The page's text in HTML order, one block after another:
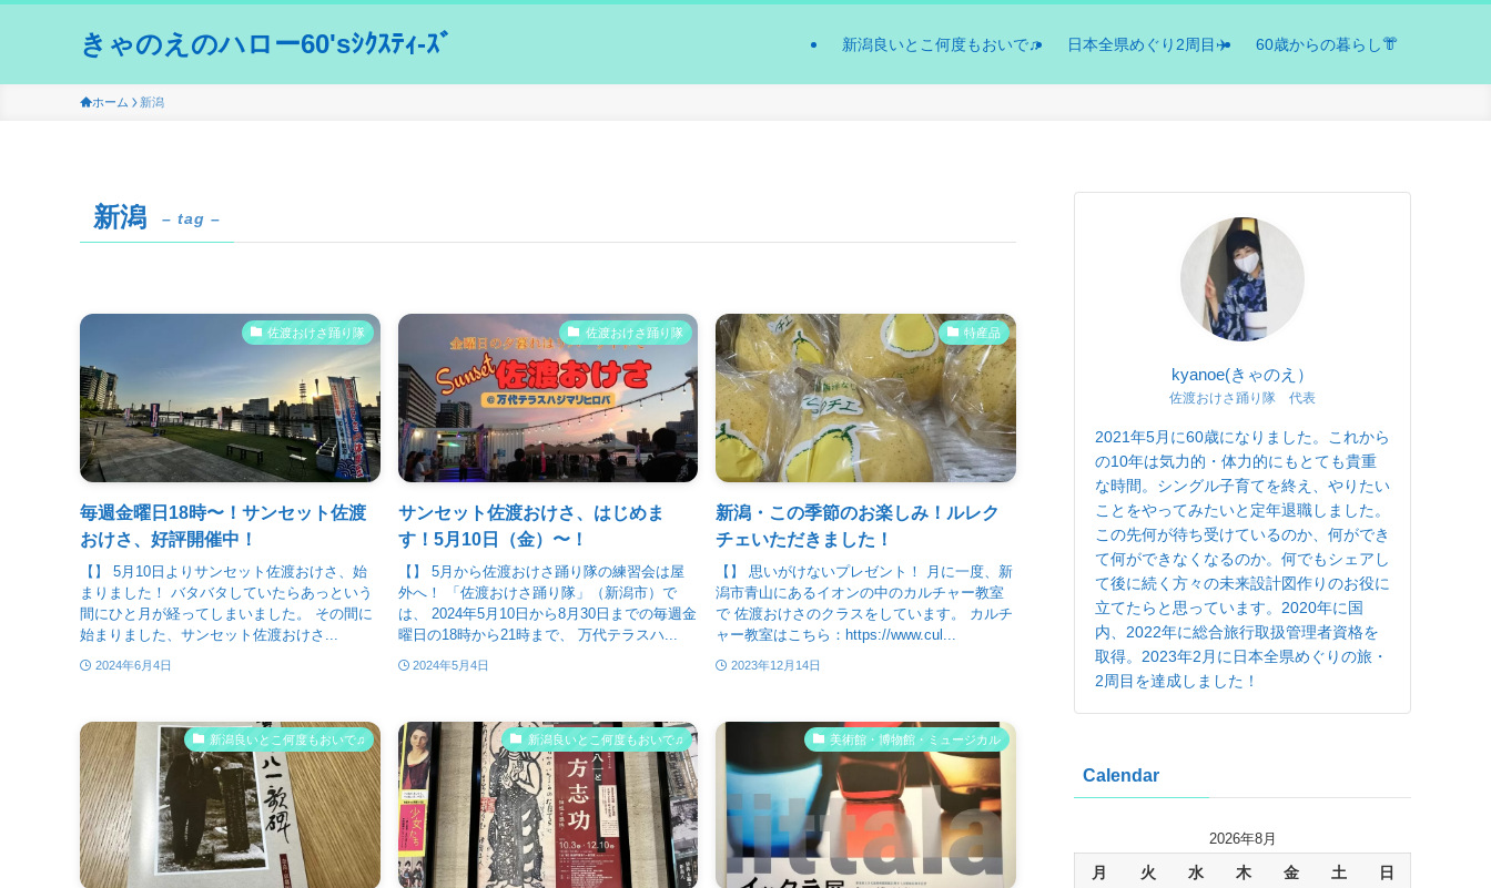
きゃのえのハロー60'sｼｸｽﾃｨ-ｽﾞ 新潟良いとこ何度もおいで♫ 日本全県めぐり2周目✈️ 60歳からの暮らし👘
ホーム 新潟
新潟 – tag –
佐渡おけさ踊り隊
毎週金曜日18時〜！サンセット佐渡
おけさ、好評開催中！
【】 5月10日よりサンセット佐渡おけさ、始
まりました！ バタバタしていたらあっという
間にひと月が経ってしまいました。 その間に
始まりました、サンセット佐渡おけさ...
2024年6月4日
佐渡おけさ踊り隊
サンセット佐渡おけさ、はじめま
す！5月10日（金）〜！
【】 5月から佐渡おけさ踊り隊の練習会は屋
外へ！ 「佐渡おけさ踊り隊」（新潟市）で
は、 2024年5月10日から8月30日までの毎週金
曜日の18時から21時まで、 万代テラスハ...
2024年5月4日
特産品
新潟・この季節のお楽しみ！ルレク
チェいただきました！
【】 思いがけないプレゼント！ 月に一度、新
潟市青山にあるイオンの中のカルチャー教室
で 佐渡おけさのクラスをしています。 カルチ
ャー教室はこちら：https://www.cul...
2023年12月14日
新潟良いとこ何度もおいで♫ 新潟良いとこ何度もおいで♫ 美術館・博物館・ミュージカル
kyanoe(きゃのえ）
佐渡おけさ踊り隊 代表
2021年5月に60歳になりました。これから
の10年は気力的・体力的にもとても貴重
な時間。シングル子育てを終え、やりたい
ことをやってみたいと定年退職しました。
この先何が待ち受けているのか、何ができ
て何ができなくなるのか。何でもシェアし
て後に続く方々の未来設計図作りのお役に
立てたらと思っています。2020年に国
内、2022年に総合旅行取扱管理者資格を
取得。2023年2月に日本全県めぐりの旅・
2周目を達成しました！
Calendar
2026年8月
月 火 水 木 金 土 日